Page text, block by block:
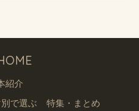
紹介
で選ぶ 特集・まとめ